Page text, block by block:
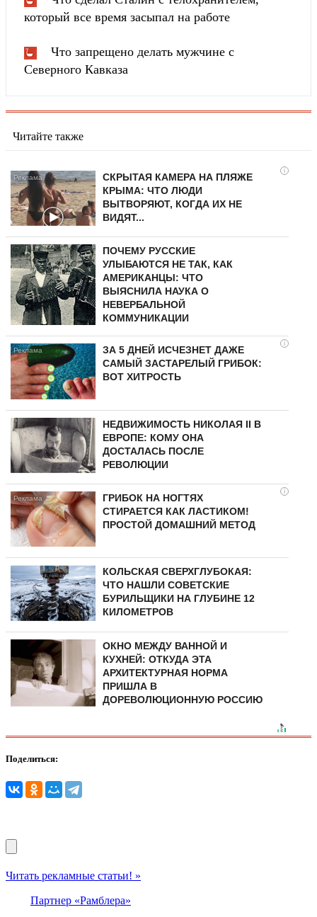
который все время засыпал на работе
Что запрещено делать мужчине с
Северного Кавказа
Читайте также
i
СКРЫТАЯ КАМЕРА НА ПЛЯЖЕ
КРЫМА: ЧТО ЛЮДИ
ВЫТВОРЯЮТ, КОГДА ИХ НЕ
ВИДЯТ...
ПОЧЕМУ РУССКИЕ
УЛЫБАЮТСЯ НЕ ТАК, КАК
АМЕРИКАНЦЫ: ЧТО
ВЫЯСНИЛА НАУКА О
НЕВЕРБАЛЬНОЙ
КОММУНИКАЦИИ
i
ЗА 5 ДНЕЙ ИСЧЕЗНЕТ ДАЖЕ
САМЫЙ ЗАСТАРЕЛЫЙ ГРИБОК:
ВОТ ХИТРОСТЬ
НЕДВИЖИМОСТЬ НИКОЛАЯ II В
ЕВРОПЕ: КОМУ ОНА
ДОСТАЛАСЬ ПОСЛЕ
РЕВОЛЮЦИИ
i
ГРИБОК НА НОГТЯХ
СТИРАЕТСЯ КАК ЛАСТИКОМ!
ПРОСТОЙ ДОМАШНИЙ МЕТОД
КОЛЬСКАЯ СВЕРХГЛУБОКАЯ:
ЧТО НАШЛИ СОВЕТСКИЕ
БУРИЛЬЩИКИ НА ГЛУБИНЕ 12
КИЛОМЕТРОВ
ОКНО МЕЖДУ ВАННОЙ И
КУХНЕЙ: ОТКУДА ЭТА
АРХИТЕКТУРНАЯ НОРМА
ПРИШЛА В
ДОРЕВОЛЮЦИОННУЮ РОССИЮ
Поделиться:
Читать рекламные статьи! »
Партнер «Рамблера»